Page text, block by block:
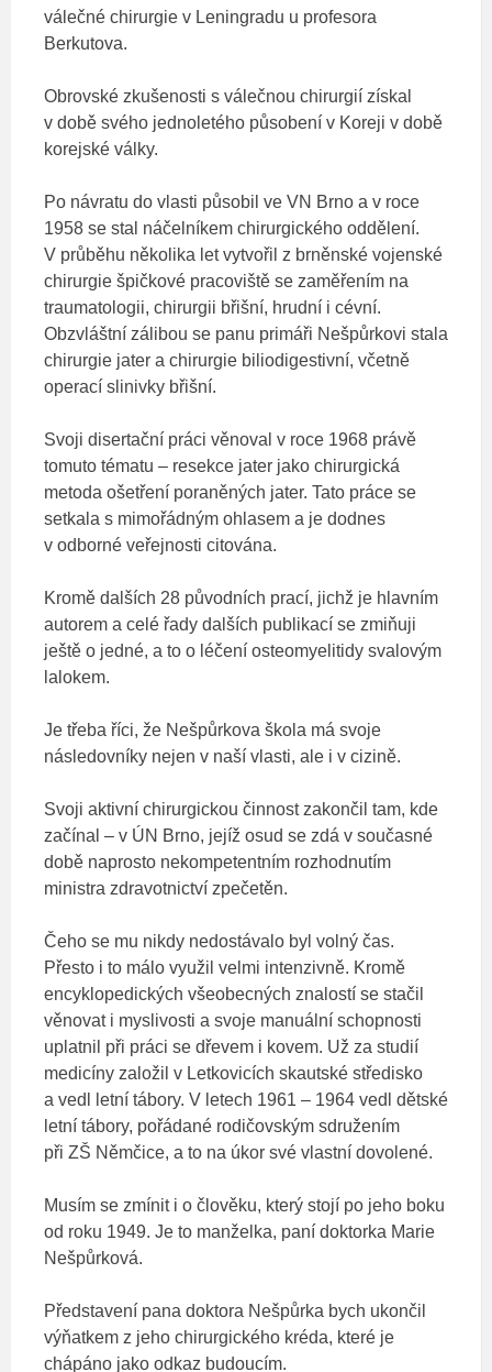
válečné chirurgie v Leningradu u profesora
Berkutova.
Obrovské zkušenosti s válečnou chirurgií získal
v době svého jednoletého působení v Koreji v době
korejské války.
Po návratu do vlasti působil ve VN Brno a v roce
1958 se stal náčelníkem chirurgického oddělení.
V průběhu několika let vytvořil z brněnské vojenské
chirurgie špičkové pracoviště se zaměřením na
traumatologii, chirurgii břišní, hrudní i cévní.
Obzvláštní zálibou se panu primáři Nešpůrkovi stala
chirurgie jater a chirurgie biliodigestivní, včetně
operací slinivky břišní.
Svoji disertační práci věnoval v roce 1968 právě
tomuto tématu – resekce jater jako chirurgická
metoda ošetření poraněných jater. Tato práce se
setkala s mimořádným ohlasem a je dodnes
v odborné veřejnosti citována.
Kromě dalších 28 původních prací, jichž je hlavním
autorem a celé řady dalších publikací se zmiňuji
ještě o jedné, a to o léčení osteomyelitidy svalovým
lalokem.
Je třeba říci, že Nešpůrkova škola má svoje
následovníky nejen v naší vlasti, ale i v cizině.
Svoji aktivní chirurgickou činnost zakončil tam, kde
začínal – v ÚN Brno, jejíž osud se zdá v současné
době naprosto nekompetentním rozhodnutím
ministra zdravotnictví zpečetěn.
Čeho se mu nikdy nedostávalo byl volný čas.
Přesto i to málo využil velmi intenzivně. Kromě
encyklopedických všeobecných znalostí se stačil
věnovat i myslivosti a svoje manuální schopnosti
uplatnil při práci se dřevem i kovem. Už za studií
medicíny založil v Letkovicích skautské středisko
a vedl letní tábory. V letech 1961 – 1964 vedl dětské
letní tábory, pořádané rodičovským sdružením
při ZŠ Němčice, a to na úkor své vlastní dovolené.
Musím se zmínit i o člověku, který stojí po jeho boku
od roku 1949. Je to manželka, paní doktorka Marie
Nešpůrková.
Představení pana doktora Nešpůrka bych ukončil
výňatkem z jeho chirurgického kréda, které je
chápáno jako odkaz budoucím.